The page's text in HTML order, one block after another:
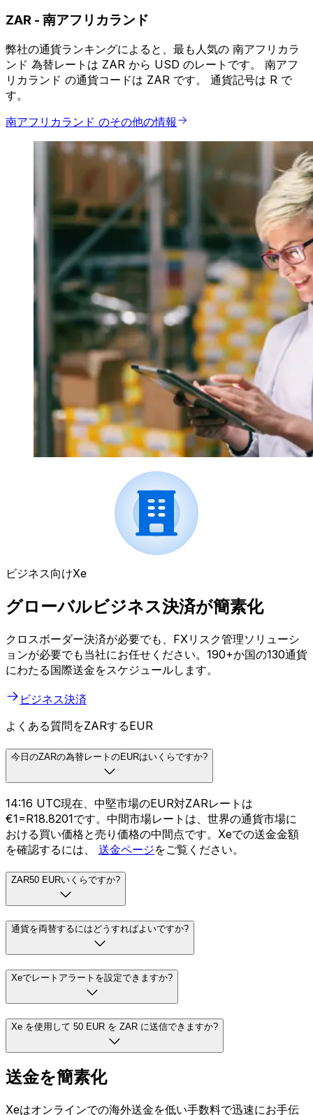
ZAR - 南アフリカランド
弊社の通貨ランキングによると、最も人気の 南アフリカラ
ンド 為替レートは ZAR から USD のレートです。 南アフ
リカランド の通貨コードは ZAR です。 通貨記号は R で
す。
南アフリカランド のその他の情報
ビジネス向けXe
グローバルビジネス決済が簡素化
クロスボーダー決済が必要でも、FXリスク管理ソリューシ
ョンが必要でも当社にお任せください。190+か国の130通貨
にわたる国際送金をスケジュールします。
ビジネス決済
よくある質問をZARするEUR
今日のZARの為替レートのEURはいくらですか?
14:16 UTC現在、中堅市場のEUR対ZARレートは
€1=R18.8201です。中間市場レートは、世界の通貨市場に
おける買い価格と売り価格の中間点です。Xeでの送金金額
を確認するには、 送金ページをご覧ください。
ZAR50 EURいくらですか?
通貨を両替するにはどうすればよいですか?
Xeでレートアラートを設定できますか?
Xe を使用して 50 EUR を ZAR に送信できますか?
送金を簡素化
Xeはオンラインでの海外送金を低い手数料で迅速にお手伝